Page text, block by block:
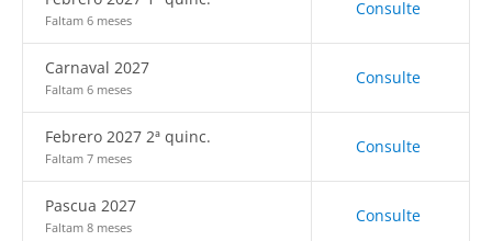
Faltam 6 meses
Consulte
Carnaval 2027
Faltam 6 meses
Consulte
Febrero 2027 2ª quinc.
Faltam 7 meses
Consulte
Pascua 2027
Faltam 8 meses
Consulte